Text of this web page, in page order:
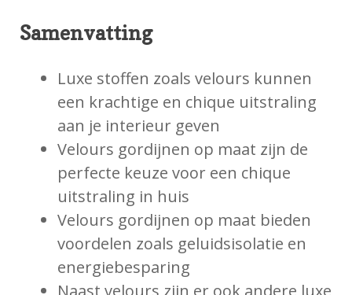
Samenvatting
Luxe stoffen zoals velours kunnen
een krachtige en chique uitstraling
aan je interieur geven
Velours gordijnen op maat zijn de
perfecte keuze voor een chique
uitstraling in huis
Velours gordijnen op maat bieden
voordelen zoals geluidsisolatie en
energiebesparing
Naast velours zijn er ook andere luxe